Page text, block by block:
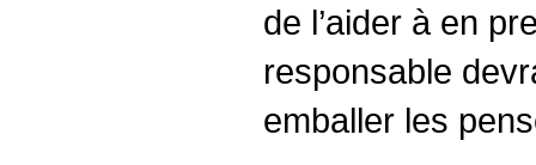
de l’aider à en
responsable
emballer les